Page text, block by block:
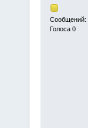
Сообщений:
Голоса 0